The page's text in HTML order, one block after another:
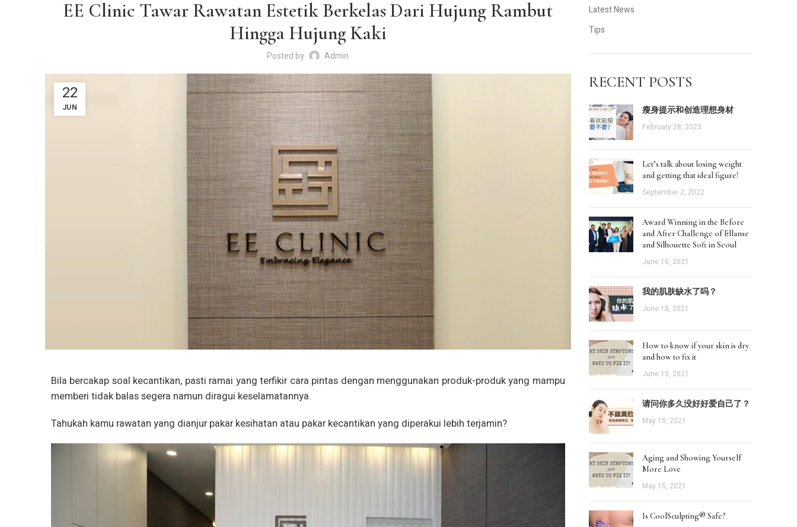
EE Clinic Tawar Rawatan Estetik Berkelas Dari Hujung Rambut
Hingga Hujung Kaki
Posted by Admin
22
JUN
Bila bercakap soal kecantikan, pasti ramai yang terfikir cara pintas dengan menggunakan produk-produk yang mampu
memberi tidak balas segera namun diragui keselamatannya.
Tahukah kamu rawatan yang dianjur pakar kesihatan atau pakar kecantikan yang diperakui lebih terjamin?
Latest News
Tips
RECENT POSTS
瘦身提示和创造理想身材
February 28, 2023
Let’s talk about losing weight
and getting that ideal figure!
September 2, 2022
Award Winning in the Before
and After Challenge of Ellanse
and Silhouette Soft in Seoul
June 16, 2021
我的肌肤缺水了吗？
June 15, 2021
How to know if your skin is dry
and how to fix it
June 15, 2021
请问你多久没好好爱自己了？
May 15, 2021
Aging and Showing Yourself
More Love
May 15, 2021
Is CoolSculpting® Safe?